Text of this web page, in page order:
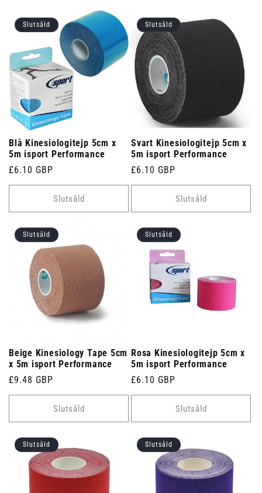
Slutsåld
Blå Kinesiologitejp 5cm x
5m isport Performance
Ordinarie
pris
£6.10 GBP
Slutsåld
Slutsåld
Svart Kinesiologitejp 5cm x
5m isport Performance
Ordinarie
pris
£6.10 GBP
Slutsåld
Slutsåld
Beige Kinesiology Tape 5cm
x 5m isport Performance
Ordinarie
pris
£9.48 GBP
Slutsåld
Slutsåld
Rosa Kinesiologitejp 5cm x
5m isport Performance
Ordinarie
pris
£6.10 GBP
Slutsåld
Slutsåld Slutsåld